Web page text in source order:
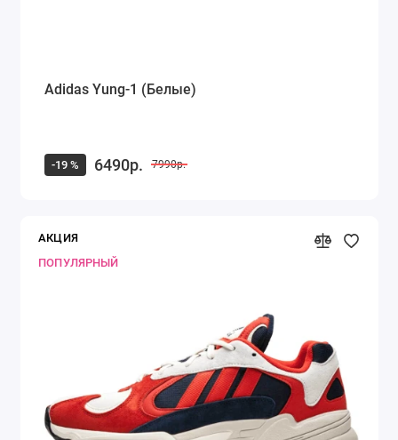
Adidas Yung-1 (Белые)
-19 % 6490р. 7990р.
АКЦИЯ
ПОПУЛЯРНЫЙ